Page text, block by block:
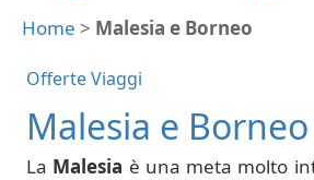
Home > Malesia e Borneo
Offerte Viaggi
Malesia e Borneo
La Malesia è una meta molto